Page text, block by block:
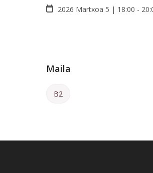
2026 Martxoa 5 | 18:00 -
Maila
B2